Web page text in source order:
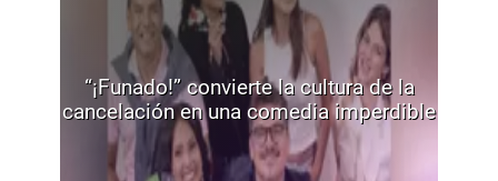
“¡Funado!” convierte la cultura de la
cancelación en una comedia imperdible